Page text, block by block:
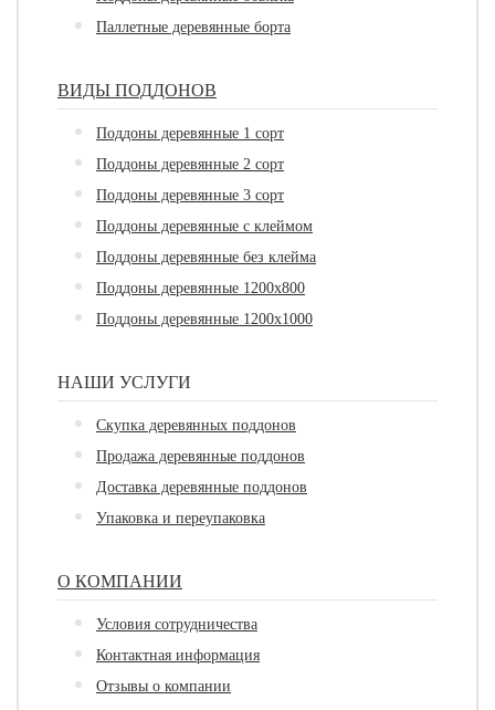
Паллетные деревянные борта
ВИДЫ ПОДДОНОВ
Поддоны деревянные 1 сорт
Поддоны деревянные 2 сорт
Поддоны деревянные 3 сорт
Поддоны деревянные с клеймом
Поддоны деревянные без клейма
Поддоны деревянные 1200х800
Поддоны деревянные 1200х1000
НАШИ УСЛУГИ
Скупка деревянных поддонов
Продажа деревянные поддонов
Доставка деревянные поддонов
Упаковка и переупаковка
О КОМПАНИИ
Условия сотрудничества
Контактная информация
Отзывы о компании